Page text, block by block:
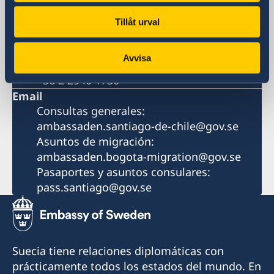
Tillåt urval
Avvisa
Av. Apoquindo 2929, Oficina 300
Las Condes, Santiago de Chile
Phone
+56 2 2940 1730
Email
Consultas generales:
ambassaden.santiago-de-chile@gov.se
Asuntos de migración:
ambassaden.bogota-migration@gov.se
Pasaportes y asuntos consulares:
pass.santiago@gov.se
Suecia tiene relaciones diplomáticas con
prácticamente todos los estados del mundo. En